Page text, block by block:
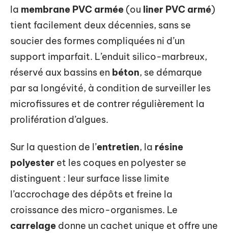
la membrane PVC armée (ou liner PVC armé)
tient facilement deux décennies, sans se
soucier des formes compliquées ni d’un
support imparfait. L’enduit silico-marbreux,
réservé aux bassins en béton, se démarque
par sa longévité, à condition de surveiller les
microfissures et de contrer régulièrement la
prolifération d’algues.
Sur la question de l’entretien, la résine
polyester et les coques en polyester se
distinguent : leur surface lisse limite
l’accrochage des dépôts et freine la
croissance des micro-organismes. Le
carrelage donne un cachet unique et offre une